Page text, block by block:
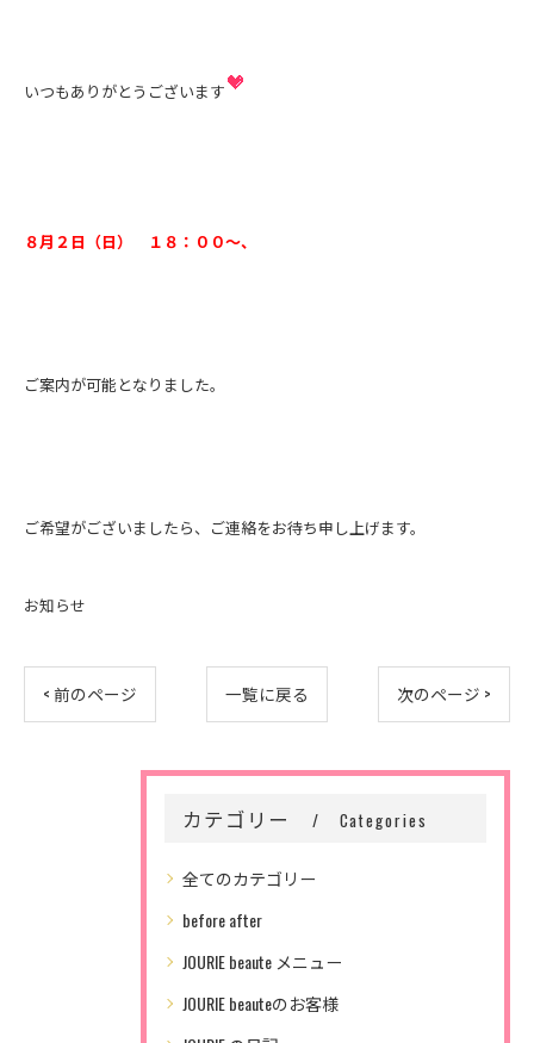
いつもありがとうございます
８月２日（日） １８：００～、
ご案内が可能となりました。
ご希望がございましたら、ご連絡をお待ち申し上げます。
お知らせ
< 前のページ 一覧に戻る 次のページ >
カテゴリー Categories
全てのカテゴリー
before after
JOURIE beaute メニュー
JOURIE beauteのお客様